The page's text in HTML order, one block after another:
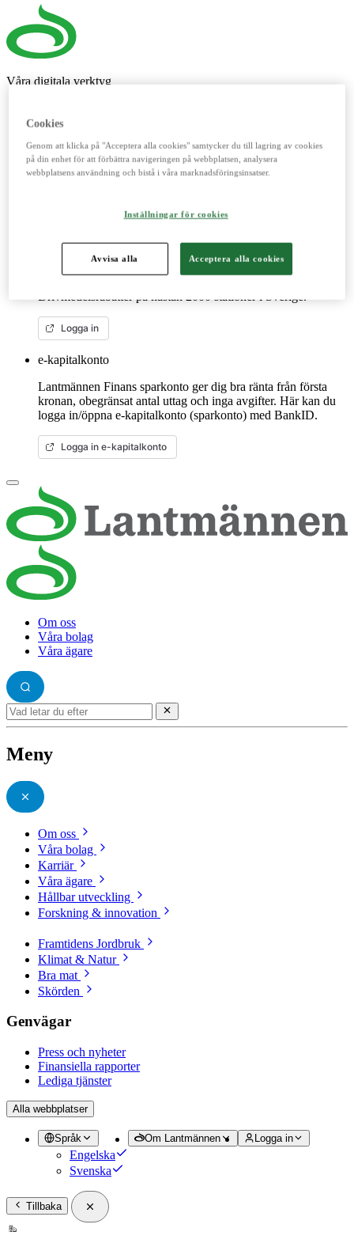
Våra digitala verktyg
handlar du spannmål, utför kassatjänster, beställer foder och
reservdelar till dina maskiner och mycket mer. Fungerar lika
bra mobilt som på datorn.
Lantmännenkortet
Lantmännenkortet är för dig som är verksam inom de gröna
Drivmedelsrabatter på nästan 2000 stationer i Sverige.
Logga in
e-kapitalkonto
Lantmännen Finans sparkonto ger dig bra ränta från första
kronan, obegränsat antal uttag och inga avgifter. Här kan du
logga in/öppna e-kapitalkonto (sparkonto) med BankID.
Logga in e-kapitalkonto
Om oss
Våra bolag
Våra ägare
Meny
Om oss
Våra bolag
Karriär
Våra ägare
Hållbar utveckling
Forskning & innovation
Framtidens Jordbruk
Klimat & Natur
Bra mat
Skörden
Genvägar
Press och nyheter
Finansiella rapporter
Lediga tjänster
Alla webbplatser
Språk
Engelska
Svenska
Om Lantmännen Logga in
Tillbaka
Cookies
Genom att klicka på "Acceptera alla cookies" samtycker du till lagring av cookies
på din enhet för att förbättra navigeringen på webbplatsen, analysera
webbplatsens användning och bistå i våra marknadsföringsinsatser.
Inställningar för cookies
Avvisa alla Acceptera alla cookies